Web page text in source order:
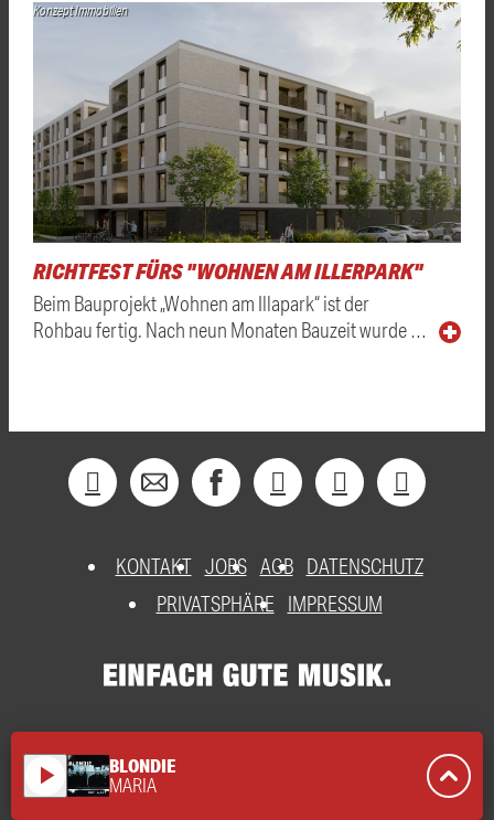
Konzept Immobilien
RICHTFEST FÜRS "WOHNEN AM ILLERPARK"
Beim Bauprojekt „Wohnen am Illapark“ ist der
Rohbau fertig. Nach neun Monaten Bauzeit wurde …
KONTAKT JOBS AGB DATENSCHUTZ
PRIVATSPHÄRE
IMPRESSUM
play_arrow BLONDIE
MARIA